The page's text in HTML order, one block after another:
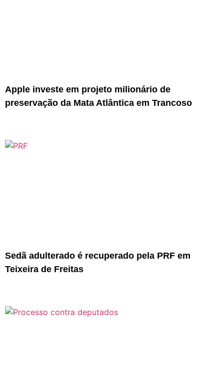
Apple investe em projeto milionário de
preservação da Mata Atlântica em Trancoso
Sedã adulterado é recuperado pela PRF em
Teixeira de Freitas